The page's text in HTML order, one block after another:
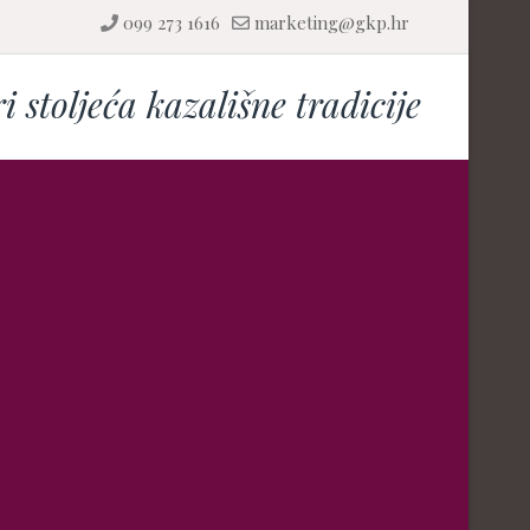
099 273 1616 marketing@gkp.hr
stoljeća kazališne tradicije